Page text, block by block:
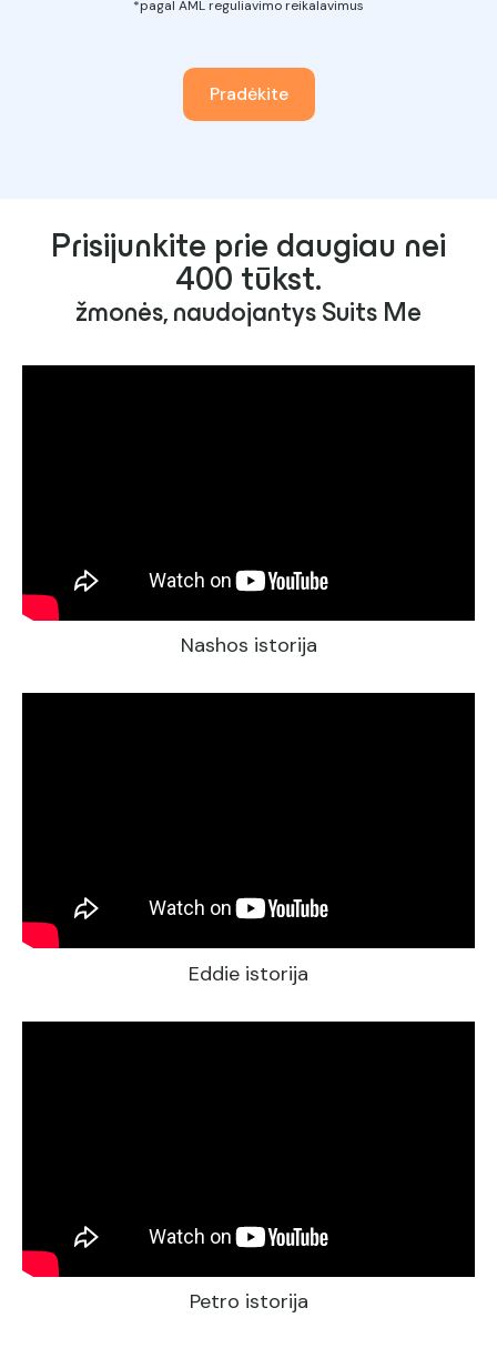
*pagal AML reguliavimo reikalavimus
Pradėkite
Prisijunkite prie daugiau nei
400 tūkst.
žmonės, naudojantys Suits Me
Nashos istorija
Eddie istorija
Petro istorija